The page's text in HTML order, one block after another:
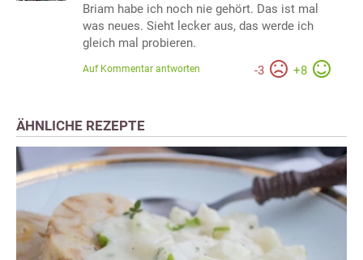
Briam habe ich noch nie gehört. Das ist mal
was neues. Sieht lecker aus, das werde ich
gleich mal probieren.
-3 +8
Auf Kommentar antworten
ÄHNLICHE REZEPTE